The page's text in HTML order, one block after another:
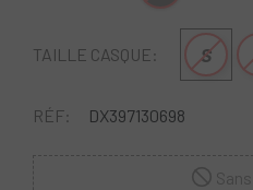
TAILLE CASQUE: S
RÉF: DX397130698